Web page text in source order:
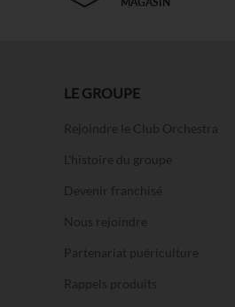
LE GROUPE
Rejoindre le Club Orchestra
L'histoire du groupe
Devenir franchisé
Nous rejoindre
Partenariat puériculture
Rappels produits